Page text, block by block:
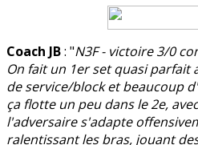
Coach JB: "N3F - victoire 3/0
On fait un 1er set quasi parfait
de service/block et beaucoup
ça flotte un peu dans le 2e,
l'adversaire s'adapte
ralentissant les bras, jouant